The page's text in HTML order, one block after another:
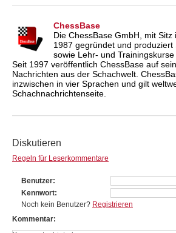
ChessBase
Die ChessBase GmbH, mit
1987 gegründet und produziert
sowie Lehr- und Trainingskurse
Seit 1997 veröffentlich ChessBase auf
Nachrichten aus der Schachwelt.
inzwischen in vier Sprachen und gilt
Schachnachrichtenseite.
Diskutieren
Regeln für Leserkommentare
Benutzer
Kennwort
Noch kein Benutzer? Registrieren
Kommentar